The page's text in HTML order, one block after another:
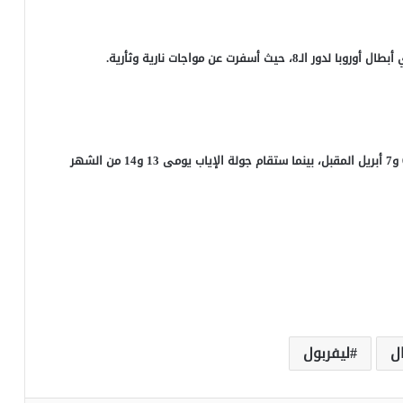
عن مواجات نارية وثأرية.
ومن المقرر أن تقام مباريات الذهاب في دور الثمانية يومى 6 و7 أبريل المقبل، بينما ستقام جولة الإياب يومى 13 و14 من الشهر
ليفربول